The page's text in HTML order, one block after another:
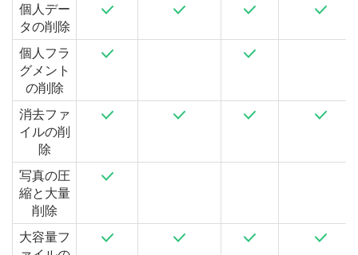
個人デー
タの削除
個人フラ
グメント
の削除
消去ファ
イルの削
除
写真の圧
縮と大量
削除
大容量フ